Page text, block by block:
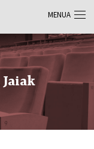
MENUA